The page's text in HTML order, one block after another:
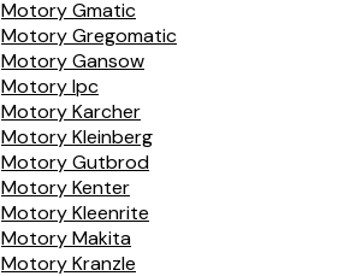
Motory Gmatic
Motory Gregomatic
Motory Gansow
Motory Ipc
Motory Karcher
Motory Kleinberg
Motory Gutbrod
Motory Kenter
Motory Kleenrite
Motory Makita
Motory Kranzle